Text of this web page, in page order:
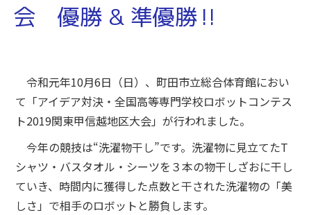
会 優勝 & 準優勝‼
令和元年10月6日（日）、町田市立総合体育館におい
て「アイデア対決・全国高等専門学校ロボットコンテス
ト2019関東甲信越地区大会」が行われました。
今年の競技は“洗濯物干し”です。洗濯物に見立てたT
シャツ・バスタオル・シーツを３本の物干しざおに干し
ていき、時間内に獲得した点数と干された洗濯物の「美
しさ」で相手のロボットと勝負します。